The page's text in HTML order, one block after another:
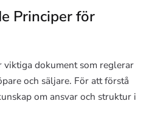
Principer för
dokument som reglerar
och säljare. För att förstå
om ansvar och struktur i